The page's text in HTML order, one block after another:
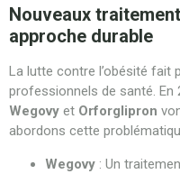
Nouveaux
approche durable
La lutte contre l’obésité fait
professionnels de santé.
Wegovy et Orforglipron
abordons cette
Wegovy : Un